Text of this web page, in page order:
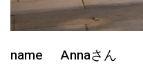
name Annaさん